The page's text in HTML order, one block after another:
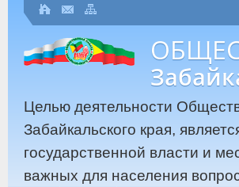
Целью деятельности
Забайкальского края,
государственной власти и
важных для населения